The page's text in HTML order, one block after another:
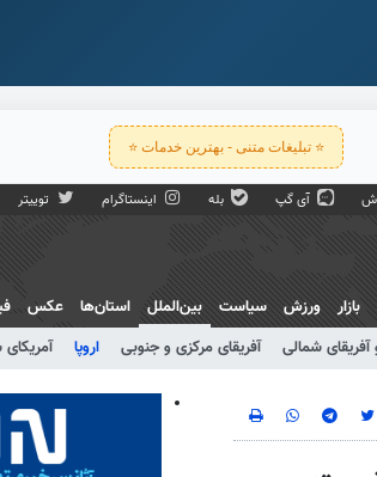
⭐ تبلیغات متنی - بهترین خدمات ⭐